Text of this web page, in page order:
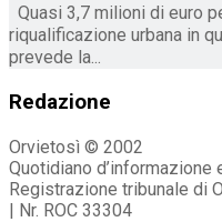
Quasi 3,7 milioni di euro
riqualificazione urbana in
prevede la...
Redazione
Orvietosì © 2002
Quotidiano d’informazione
Registrazione tribunale di
| Nr. ROC 33304